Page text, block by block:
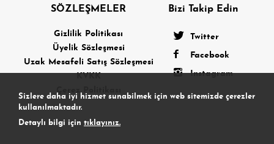
SÖZLEŞMELER
Gizlilik Politikası
Üyelik Sözleşmesi
Uzak Mesafeli Satış Sözleşmesi
KVKK
Bizi Takip Edin
Twitter
Facebook
Instagram
Sizlere daha iyi hizmet sunabilmek için web sitemizde çerezler
kullanılmaktadır.
Detaylı bilgi için tıklayınız.